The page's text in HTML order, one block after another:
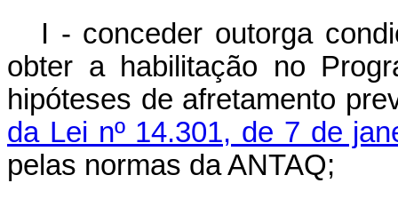
I - conceder outorga
obter a habilitação no
hipóteses de afretamento
da Lei nº 14.301, de 7 de
pelas normas da ANTAQ;